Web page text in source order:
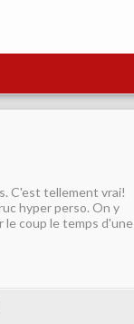
C'est tellement vrai!
hyper perso. On y
le coup le temps d'une